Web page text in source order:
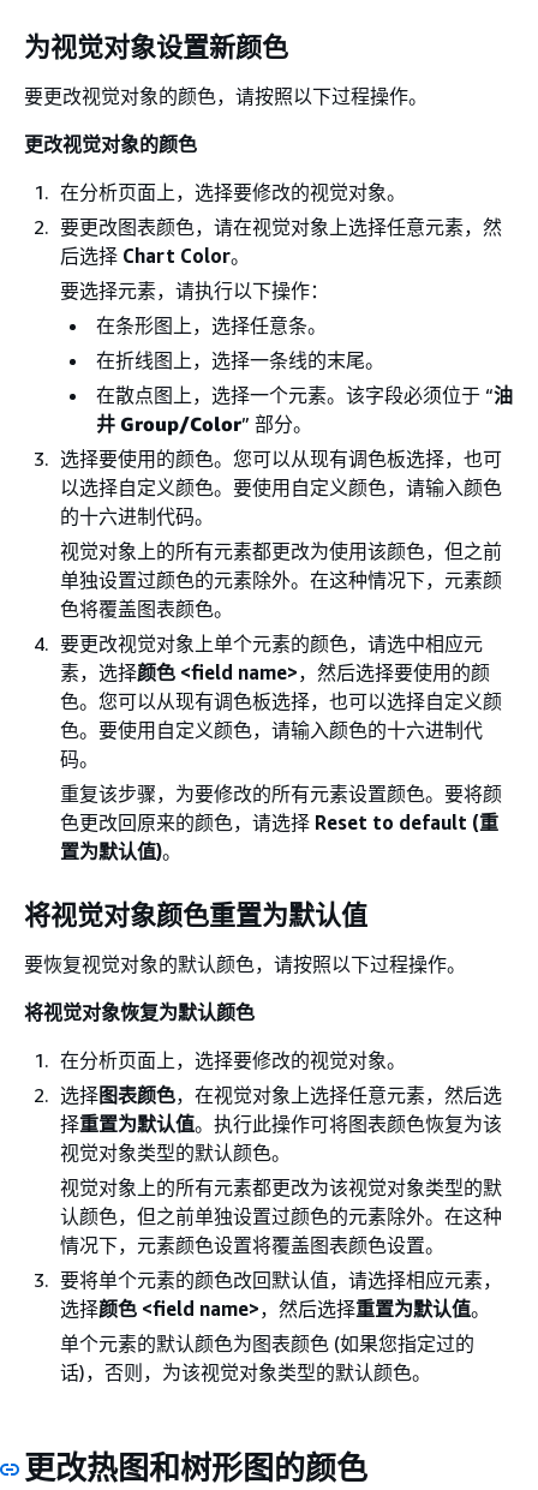
为视觉对象设置新颜色
要更改视觉对象的颜色，请按照以下过程操作。
更改视觉对象的颜色
在分析页面上，选择要修改的视觉对象。
要更改图表颜色，请在视觉对象上选择任意元素，然
后选择 Chart Color。
要选择元素，请执行以下操作：
在条形图上，选择任意条。
在折线图上，选择一条线的末尾。
在散点图上，选择一个元素。该字段必须位于 “油
井 Group/Color” 部分。
选择要使用的颜色。您可以从现有调色板选择，也可
以选择自定义颜色。要使用自定义颜色，请输入颜色
的十六进制代码。
视觉对象上的所有元素都更改为使用该颜色，但之前
单独设置过颜色的元素除外。在这种情况下，元素颜
色将覆盖图表颜色。
要更改视觉对象上单个元素的颜色，请选中相应元
素，选择颜色 <field name>，然后选择要使用的颜
色。您可以从现有调色板选择，也可以选择自定义颜
色。要使用自定义颜色，请输入颜色的十六进制代
码。
重复该步骤，为要修改的所有元素设置颜色。要将颜
色更改回原来的颜色，请选择 Reset to default (重
置为默认值)。
将视觉对象颜色重置为默认值
要恢复视觉对象的默认颜色，请按照以下过程操作。
将视觉对象恢复为默认颜色
在分析页面上，选择要修改的视觉对象。
选择图表颜色，在视觉对象上选择任意元素，然后选
择重置为默认值。执行此操作可将图表颜色恢复为该
视觉对象类型的默认颜色。
视觉对象上的所有元素都更改为该视觉对象类型的默
认颜色，但之前单独设置过颜色的元素除外。在这种
情况下，元素颜色设置将覆盖图表颜色设置。
要将单个元素的颜色改回默认值，请选择相应元素，
选择颜色 <field name>，然后选择重置为默认值。
单个元素的默认颜色为图表颜色 (如果您指定过的
话)，否则，为该视觉对象类型的默认颜色。
更改热图和树形图的颜色